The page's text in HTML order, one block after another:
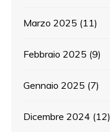
Marzo 2025 (11)
Febbraio 2025 (9)
Gennaio 2025 (7)
Dicembre 2024 (12)